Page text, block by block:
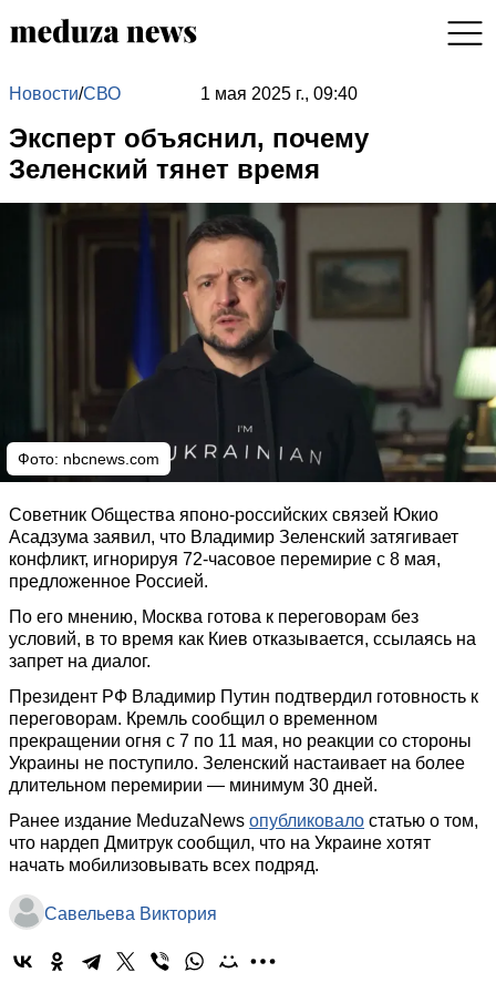
Новости/СВО 1 мая 2025 г., 09:40
Эксперт объяснил, почему
Зеленский тянет время
Фото: nbcnews.com
Советник Общества японо-российских связей Юкио
Асадзума заявил, что Владимир Зеленский затягивает
конфликт, игнорируя 72-часовое перемирие с 8 мая,
предложенное Россией.
По его мнению, Москва готова к переговорам без
условий, в то время как Киев отказывается, ссылаясь на
запрет на диалог.
Президент РФ Владимир Путин подтвердил готовность к
переговорам. Кремль сообщил о временном
прекращении огня с 7 по 11 мая, но реакции со стороны
Украины не поступило. Зеленский настаивает на более
длительном перемирии — минимум 30 дней.
Ранее издание MeduzaNews опубликовало статью о том,
что нардеп Дмитрук сообщил, что на Украине хотят
начать мобилизовывать всех подряд.
Савельева Виктория